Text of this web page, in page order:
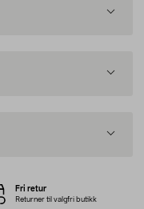
Fri retur
Returner til valgfri butikk